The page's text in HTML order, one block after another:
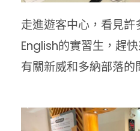
走進遊客中心，看見
English的實習生，趕
有關新威和多納部落的